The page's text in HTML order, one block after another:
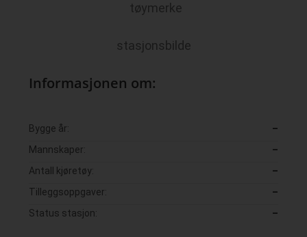
tøymerke
stasjonsbilde
Informasjonen om:
Bygge år:
–
Mannskaper:
–
Antall kjøretøy:
–
Tilleggsoppgaver:
–
Status stasjon:
–